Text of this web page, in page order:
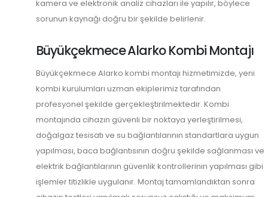
kamera ve elektronik analiz cihazları ile yapılır, böylece
sorunun kaynağı doğru bir şekilde belirlenir.
Büyükçekmece Alarko Kombi Montajı
Büyükçekmece Alarko kombi montajı hizmetimizde, yeni
kombi kurulumları uzman ekiplerimiz tarafından
profesyonel şekilde gerçekleştirilmektedir. Kombi
montajında cihazın güvenli bir noktaya yerleştirilmesi,
doğalgaz tesisatı ve su bağlantılarının standartlara uygun
yapılması, baca bağlantısının doğru şekilde sağlanması ve
elektrik bağlantılarının güvenlik kontrollerinin yapılması gibi
işlemler titizlikle uygulanır. Montaj tamamlandıktan sonra